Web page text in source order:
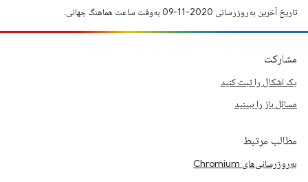
تاریخ آخرین به‌روزرسانی 2020-11-09 به‌وقت ساعت هماهنگ جهانی.
مشارکت
یک اشکال را ثبت کنید
مسائل باز را ببینید
مطالب مرتبط
به‌روزرسانی‌های Chromium